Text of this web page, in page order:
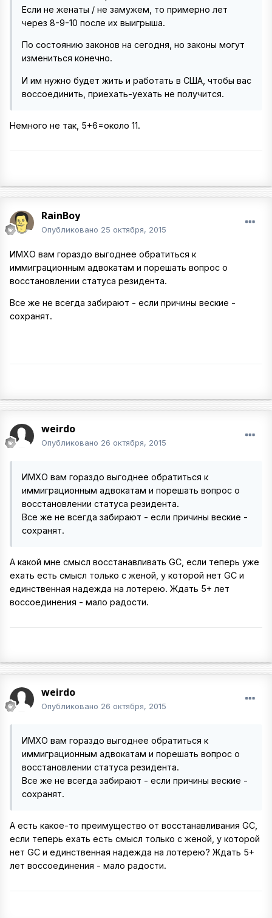
Если не женаты / не замужем, то примерно лет
через 8-9-10 после их выигрыша.
По состоянию законов на сегодня, но законы могут
измениться конечно.
И им нужно будет жить и работать в США, чтобы вас
воссоединить, приехать-уехать не получится.
Немного не так, 5+6=около 11.
RainBoy
Опубликовано 25 октября, 2015
ИМХО вам гораздо выгоднее обратиться к
иммиграционным адвокатам и порешать вопрос о
восстановлении статуса резидента.
Все же не всегда забирают - если причины веские -
сохранят.
weirdo
Опубликовано 26 октября, 2015
ИМХО вам гораздо выгоднее обратиться к
иммиграционным адвокатам и порешать вопрос о
восстановлении статуса резидента.
Все же не всегда забирают - если причины веские -
сохранят.
А какой мне смысл восстанавливать GC, если теперь уже
ехать есть смысл только с женой, у которой нет GC и
единственная надежда на лотерею. Ждать 5+ лет
воссоединения - мало радости.
weirdo
Опубликовано 26 октября, 2015
ИМХО вам гораздо выгоднее обратиться к
иммиграционным адвокатам и порешать вопрос о
восстановлении статуса резидента.
Все же не всегда забирают - если причины веские -
сохранят.
А есть какое-то преимущество от восстанавливания GC,
если теперь ехать есть смысл только с женой, у которой
нет GC и единственная надежда на лотерею? Ждать 5+
лет воссоединения - мало радости.